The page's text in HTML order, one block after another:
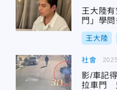
王大陸
門」學
王大陸
社會
影/車記
拉車門